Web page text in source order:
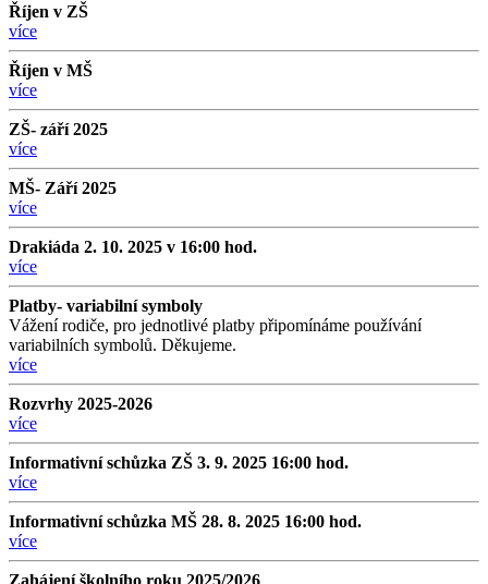
Říjen v ZŠ
více
Říjen v MŠ
více
ZŠ- září 2025
více
MŠ- Září 2025
více
Drakiáda 2. 10. 2025 v 16:00 hod.
více
Platby- variabilní symboly
Vážení rodiče, pro jednotlivé platby připomínáme používání
variabilních symbolů. Děkujeme.
více
Rozvrhy 2025-2026
více
Informativní schůzka ZŠ 3. 9. 2025 16:00 hod.
více
Informativní schůzka MŠ 28. 8. 2025 16:00 hod.
více
Zahájení školního roku 2025/2026